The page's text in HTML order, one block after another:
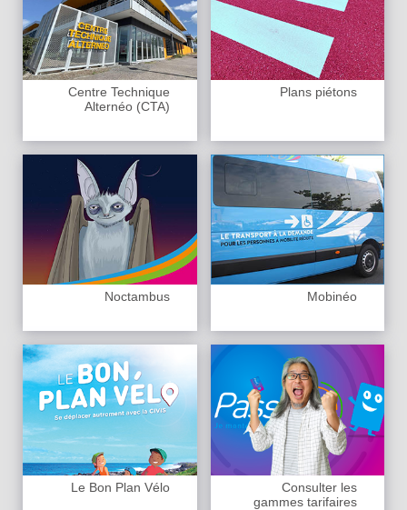
Centre Technique
Alternéo (CTA)
Plans piétons
Noctambus Mobinéo
Le Bon Plan Vélo
Consulter les
gammes tarifaires